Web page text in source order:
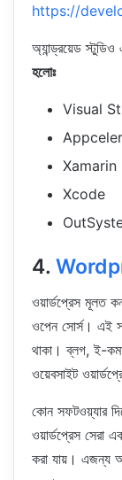
https://
অ্যান্ড্রয়েড
হলোঃ
Visual
Xamarin
Xcode
4.
ওয়ার্ডপ্রেস মূলত
ওপেন সোর্স। এই
থাকা। ব্লগ, ই-
ওয়েবসাইট
কোন সফটওয়্যার
ওয়ার্ডপ্রেস সেরা
করা যায়। এজন্য